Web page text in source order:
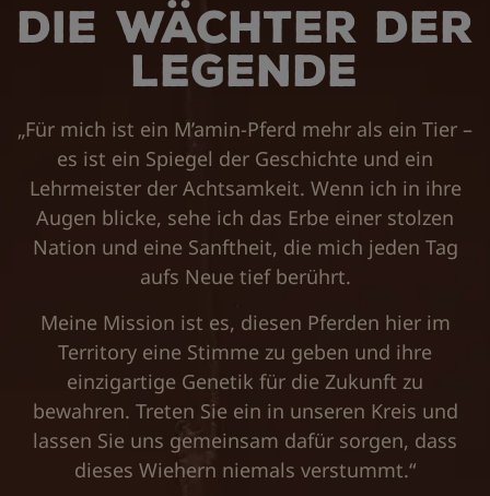
Die Wächter der
Legende
„Für mich ist ein M’amin-Pferd mehr als ein Tier –
es ist ein Spiegel der Geschichte und ein
Lehrmeister der Achtsamkeit. Wenn ich in ihre
Augen blicke, sehe ich das Erbe einer stolzen
Nation und eine Sanftheit, die mich jeden Tag
aufs Neue tief berührt.
Meine Mission ist es, diesen Pferden hier im
Territory eine Stimme zu geben und ihre
einzigartige Genetik für die Zukunft zu
bewahren. Treten Sie ein in unseren Kreis und
lassen Sie uns gemeinsam dafür sorgen, dass
dieses Wiehern niemals verstummt.“